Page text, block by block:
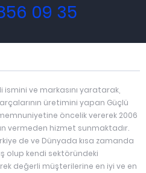
09 35
ismini ve markasını yaratarak,
üretimini yapan Güçlü
öncelik vererek 2006
vermeden hizmet sunmaktadır.
de ve Dünyada kısa zamanda
olup kendi sektöründeki
değerli müşterilerine en iyi ve en